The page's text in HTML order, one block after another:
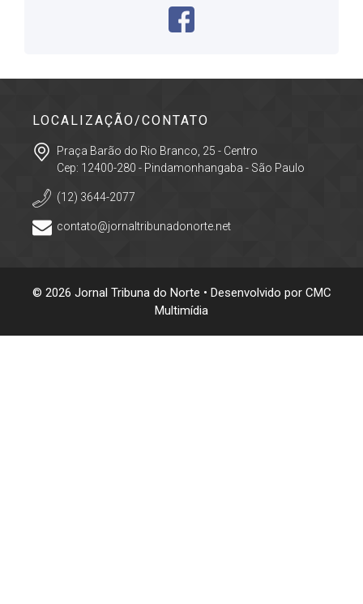
LOCALIZAÇÃO/CONTATO
Praça Barão do Rio Branco, 25 - Centro
Cep: 12400-280 - Pindamonhangaba - São Paulo
(12) 3644-2077
contato@jornaltribunadonorte.net
© 2026 Jornal Tribuna do Norte • Desenvolvido por CMC
Multimídia